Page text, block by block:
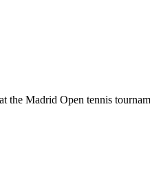
the Madrid Open tennis